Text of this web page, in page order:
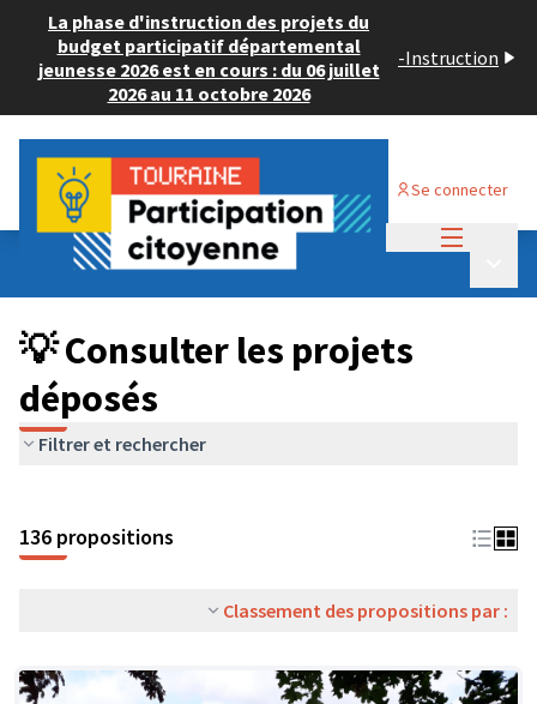
La phase d'instruction des projets du
budget participatif départemental
jeunesse 2026 est en cours : du 06 juillet
2026 au 11 octobre 2026
-Instruction
Se connecter
Budget Participatif JEUNESSE 2024
💡 Consulter les projets déposés
💡 Consulter les projets
déposés
Filtrer et rechercher
136 propositions
Classement des propositions par :